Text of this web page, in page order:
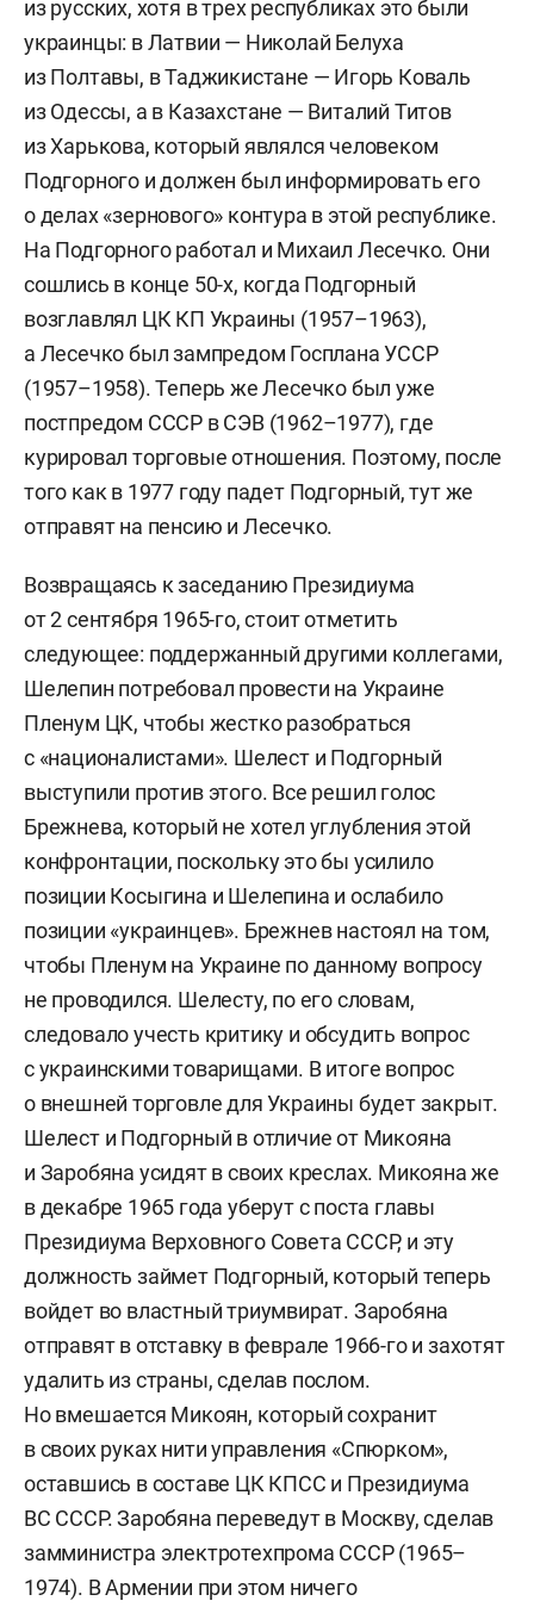
из русских, хотя в трех республиках это были
украинцы: в Латвии — Николай Белуха
из Полтавы, в Таджикистане — Игорь Коваль
из Одессы, а в Казахстане — Виталий Титов
из Харькова, который являлся человеком
Подгорного и должен был информировать его
о делах «зернового» контура в этой республике.
На Подгорного работал и Михаил Лесечко. Они
сошлись в конце 50-х, когда Подгорный
возглавлял ЦК КП Украины (1957–1963),
а Лесечко был зампредом Госплана УССР
(1957–1958). Теперь же Лесечко был уже
постпредом СССР в СЭВ (1962–1977), где
курировал торговые отношения. Поэтому, после
того как в 1977 году падет Подгорный, тут же
отправят на пенсию и Лесечко.
Возвращаясь к заседанию Президиума
от 2 сентября 1965-го, стоит отметить
следующее: поддержанный другими коллегами,
Шелепин потребовал провести на Украине
Пленум ЦК, чтобы жестко разобраться
с «националистами». Шелест и Подгорный
выступили против этого. Все решил голос
Брежнева, который не хотел углубления этой
конфронтации, поскольку это бы усилило
позиции Косыгина и Шелепина и ослабило
позиции «украинцев». Брежнев настоял на том,
чтобы Пленум на Украине по данному вопросу
не проводился. Шелесту, по его словам,
следовало учесть критику и обсудить вопрос
с украинскими товарищами. В итоге вопрос
о внешней торговле для Украины будет закрыт.
Шелест и Подгорный в отличие от Микояна
и Заробяна усидят в своих креслах. Микояна же
в декабре 1965 года уберут с поста главы
Президиума Верховного Совета СССР, и эту
должность займет Подгорный, который теперь
войдет во властный триумвират. Заробяна
отправят в отставку в феврале 1966-го и захотят
удалить из страны, сделав послом.
Но вмешается Микоян, который сохранит
в своих руках нити управления «Спюрком»,
оставшись в составе ЦК КПСС и Президиума
ВС СССР. Заробяна переведут в Москву, сделав
замминистра электротехпрома СССР (1965–
1974). В Армении при этом ничего